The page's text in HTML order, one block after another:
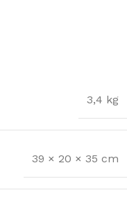
3,4 kg
39 × 20 × 35 cm